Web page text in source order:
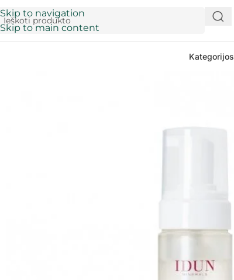
Skip to navigation
Skip to main content
Kategorijos